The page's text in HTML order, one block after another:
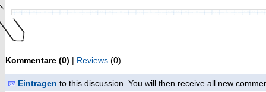
Kommentare (0) | Reviews (0)
Eintragen to this discussion. You will then receive all new